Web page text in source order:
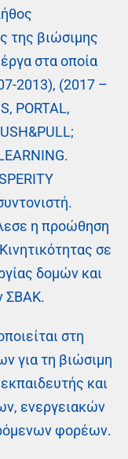
της βιώσιμης
στα οποία
2013), (2017 –
PORTAL,
η προώθηση
σε
δομών και
ΣΒΑΚ.
στη
για τη βιώσιμη
και
ενεργειακών
φορέων.